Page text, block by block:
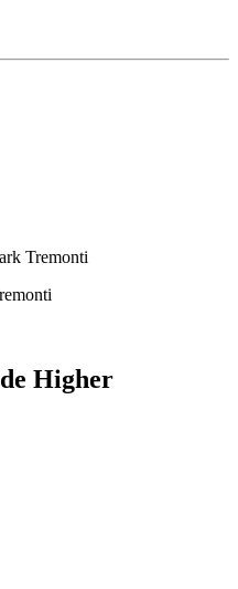
Tremonti
Higher